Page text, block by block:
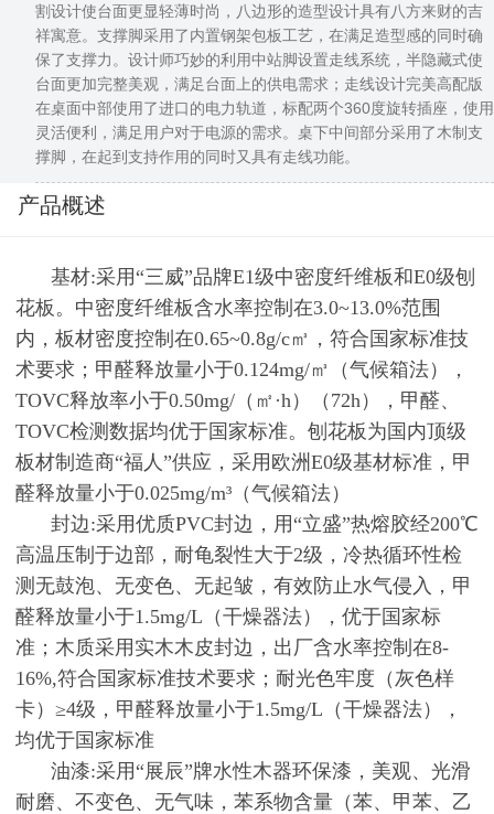
割设计使台面更显轻薄时尚，八边形的造型设计具有八方来财的吉
祥寓意。支撑脚采用了内置钢架包板工艺，在满足造型感的同时确
保了支撑力。设计师巧妙的利用中站脚设置走线系统，半隐藏式使
台面更加完整美观，满足台面上的供电需求；走线设计完美高配版
在桌面中部使用了进口的电力轨道，标配两个360度旋转插座，使用
灵活便利，满足用户对于电源的需求。桌下中间部分采用了木制支
撑脚，在起到支持作用的同时又具有走线功能。
产品概述
基材:采用“三威”品牌E1级中密度纤维板和E0级刨
花板。中密度纤维板含水率控制在3.0~13.0%范围
内，板材密度控制在0.65~0.8g/c㎥，符合国家标准技
术要求；甲醛释放量小于0.124mg/㎥（气候箱法），
TOVC释放率小于0.50mg/（㎡·h）（72h），甲醛、
TOVC检测数据均优于国家标准。刨花板为国内顶级
板材制造商“福人”供应，采用欧洲E0级基材标准，甲
醛释放量小于0.025mg/m³（气候箱法）
封边:采用优质PVC封边，用“立盛”热熔胶经200℃
高温压制于边部，耐龟裂性大于2级，冷热循环性检
测无鼓泡、无变色、无起皱，有效防止水气侵入，甲
醛释放量小于1.5mg/L（干燥器法），优于国家标
准；木质采用实木木皮封边，出厂含水率控制在8-
16%,符合国家标准技术要求；耐光色牢度（灰色样
卡）≥4级，甲醛释放量小于1.5mg/L（干燥器法），
均优于国家标准
油漆:采用“展辰”牌水性木器环保漆，美观、光滑
耐磨、不变色、无气味，苯系物含量（苯、甲苯、乙